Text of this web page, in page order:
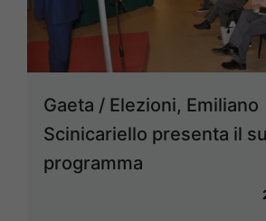
Gaeta / Elezioni, Emiliano
Scinicariello presenta il
programma